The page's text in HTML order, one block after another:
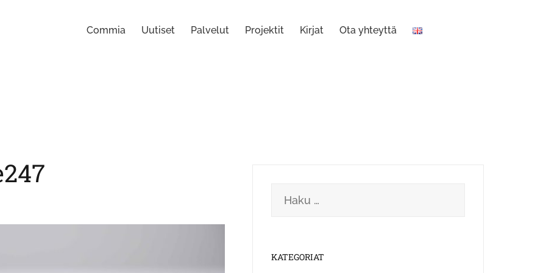
Commia Uutiset Palvelut Projektit Kirjat Ota yhteyttä
KATEGORIAT